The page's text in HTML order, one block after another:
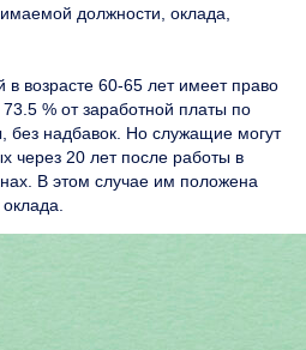
должности, оклада,
возрасте 60-65 лет имеет право
% от заработной платы по
без надбавок. Но служащие могут
через 20 лет после работы в
В этом случае им положена